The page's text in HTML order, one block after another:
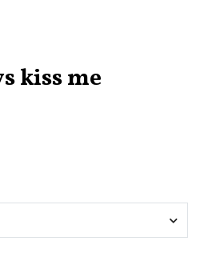
kiss me